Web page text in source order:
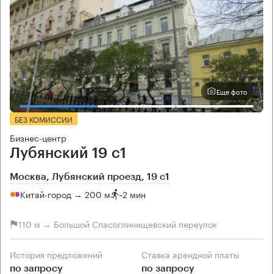
Еще фото
БЕЗ КОМИССИИ
Бизнес-центр
Лубянский 19 с1
Москва, Лубянский проезд, 19 с1
Китай-город → 200 м ~2 мин
110 м → Большой Спасоглинищевский переулок
История предложений
по запросу
Ставка арендной платы
по запросу